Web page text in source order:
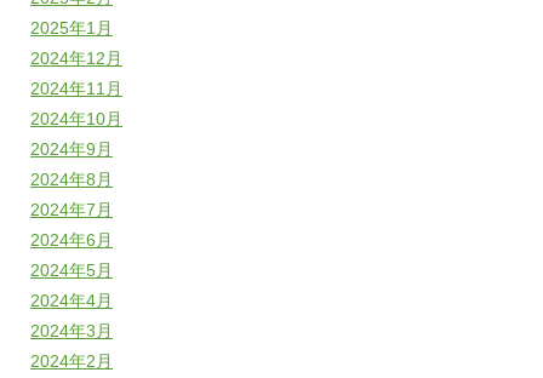
2025年1月
2024年12月
2024年11月
2024年10月
2024年9月
2024年8月
2024年7月
2024年6月
2024年5月
2024年4月
2024年3月
2024年2月